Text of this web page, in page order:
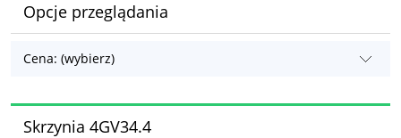
Opcje przeglądania
Cena: (wybierz)
Skrzynia 4GV34.4